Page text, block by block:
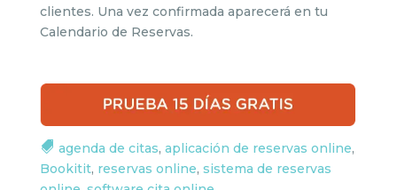
clientes. Una vez confirmada aparecerá en tu
Calendario de Reservas.
agenda de citas, aplicación de reservas online,
Bookitit, reservas online, sistema de reservas